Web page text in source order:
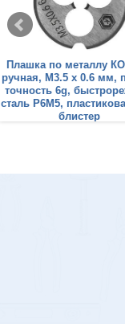
Плашка по металлу
ручная, М3.5 х 0.6 мм,
точность 6g,
сталь Р6М5,
блистер